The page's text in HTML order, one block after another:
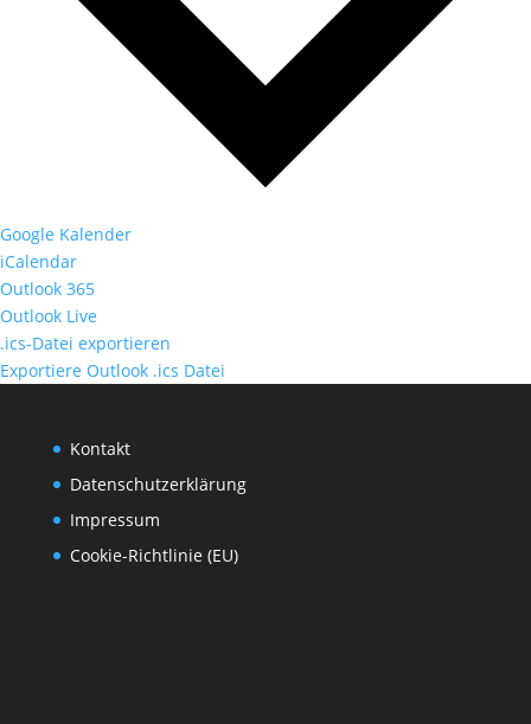
Google Kalender
iCalendar
Outlook 365
Outlook Live
.ics-Datei exportieren
Exportiere Outlook .ics Datei
Kontakt
Datenschutzerklärung
Impressum
Cookie-Richtlinie (EU)